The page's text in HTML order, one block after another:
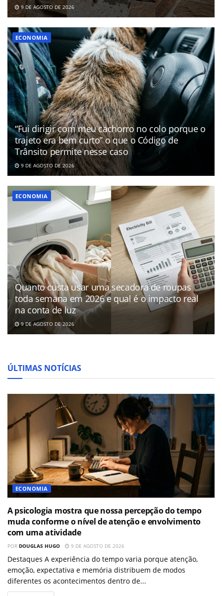
9 DE AGOSTO DE 2026
ECONOMIA
“Fui dirigir com meu cachorro no colo porque o
trajeto era bem curto” o que o Código de
Trânsito permite nesse caso
9 DE AGOSTO DE 2026
ECONOMIA
Quanto custa usar uma secadora de roupas
toda semana em 2026 e qual é o impacto real
na conta de luz
9 DE AGOSTO DE 2026
ÚLTIMAS NOTÍCIAS
ECONOMIA
A psicologia mostra que nossa percepção do tempo
muda conforme o nível de atenção e envolvimento
com uma atividade
POR DOUGLAS HUGO 9 DE AGOSTO DE 2026
Destaques A experiência do tempo varia porque atenção,
emoção, expectativa e memória distribuem de modos
diferentes os acontecimentos dentro de...